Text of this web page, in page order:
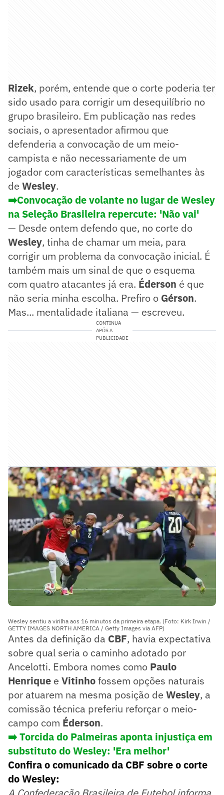
Rizek, porém, entende que o corte poderia ter
sido usado para corrigir um desequilíbrio no
grupo brasileiro. Em publicação nas redes
sociais, o apresentador afirmou que
defenderia a convocação de um meio-
campista e não necessariamente de um
jogador com características semelhantes às
de Wesley.
➡️Convocação de volante no lugar de Wesley
na Seleção Brasileira repercute: 'Não vai'
— Desde ontem defendo que, no corte do
Wesley, tinha de chamar um meia, para
corrigir um problema da convocação inicial. É
também mais um sinal de que o esquema
com quatro atacantes já era. Éderson é que
não seria minha escolha. Prefiro o Gérson.
Mas... mentalidade italiana — escreveu.
CONTINUA
APÓS A
PUBLICIDADE
Wesley sentiu a virilha aos 16 minutos da primeira etapa. (Foto: Kirk Irwin /
GETTY IMAGES NORTH AMERICA / Getty Images via AFP)
Antes da definição da CBF, havia expectativa
sobre qual seria o caminho adotado por
Ancelotti. Embora nomes como Paulo
Henrique e Vitinhofossem opções naturais
por atuarem na mesma posição de Wesley, a
comissão técnica preferiu reforçar o meio-
campo com Éderson.
➡️ Torcida do Palmeiras aponta injustiça em
substituto do Wesley: 'Era melhor'
Confira o comunicado da CBF sobre o corte
do Wesley: